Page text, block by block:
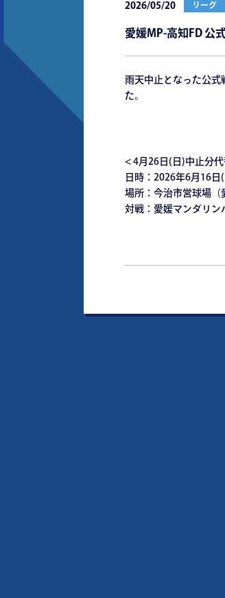
2026/05/20 リーグ
愛媛MP-⾼知FD 公
⾬天中⽌となった公式
た。
< 4⽉26⽇(⽇)中⽌分
⽇時：2026年6⽉16
場所：今治市営球場（
対戦：愛媛マンダリン